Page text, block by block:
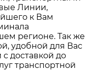
Линии,
к Вам
регионе. Так же
удобной для Вас
доставкой до
транспортной